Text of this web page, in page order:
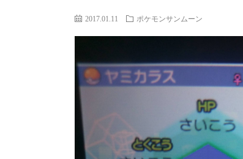
2017.01.11 ポケモンサンムーン